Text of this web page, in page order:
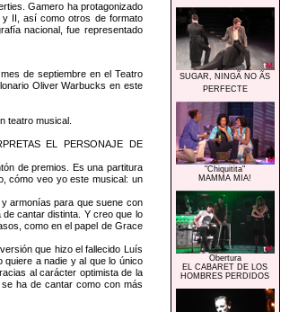
Gamero ha protagonizado
y II, así como otros de formato
nacional, fue representado
de septiembre en el Teatro
Oliver Warbucks en este
teatro musical.
EL PERSONAJE DE
de premios. Es una partitura
cómo veo yo este musical: un
armonías para que suene con
cantar distinta. Y creo que lo
como en el papel de Grace
que hizo el fallecido Luís
quiere a nadie y al que lo único
al carácter optimista de la
ha de cantar como con más
SUGAR, NINGÃ NO ÃS
PERFECTE
"Chiquitita"
MAMMA MIA!
Obertura
EL CABARET DE LOS
HOMBRES PERDIDOS